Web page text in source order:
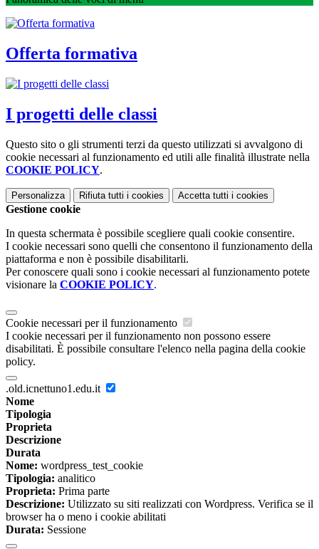
Offerta formativa
I progetti delle classi
Questo sito o gli strumenti terzi da questo utilizzati si avvalgono di
cookie necessari al funzionamento ed utili alle finalità illustrate nella
COOKIE POLICY.
Personalizza Rifiuta tutti i cookies Accetta tutti i cookies
Gestione cookie
In questa schermata è possibile scegliere quali cookie consentire.
I cookie necessari sono quelli che consentono il funzionamento della
piattaforma e non è possibile disabilitarli.
Per conoscere quali sono i cookie necessari al funzionamento potete
visionare la COOKIE POLICY.
Cookie necessari per il funzionamento
I cookie necessari per il funzionamento non possono essere
disabilitati. È possibile consultare l'elenco nella pagina della cookie
policy.
.old.icnettuno1.edu.it
Nome
Tipologia
Proprieta
Descrizione
Durata
Nome: wordpress_test_cookie
Tipologia: analitico
Proprieta: Prima parte
Descrizione: Utilizzato su siti realizzati con Wordpress. Verifica se il
browser ha o meno i cookie abilitati
Durata: Sessione